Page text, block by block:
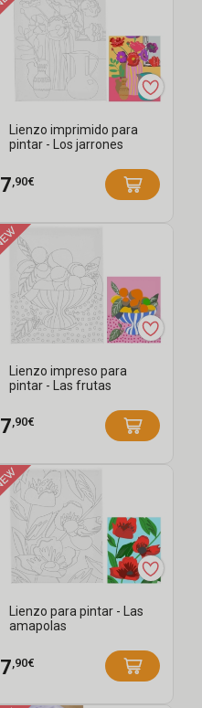
Lienzo imprimido para
pintar - Los jarrones
7 ,90€
Lienzo impreso para
pintar - Las frutas
7 ,90€
Lienzo para pintar - Las
amapolas
7 ,90€